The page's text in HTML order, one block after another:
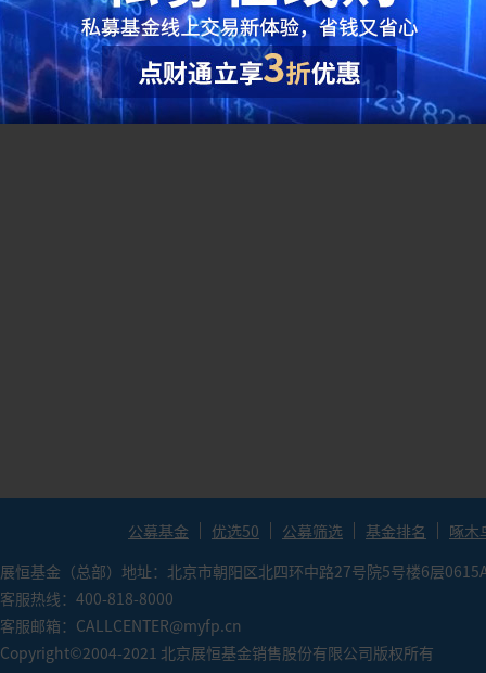
公募基金 优选50 公募筛选 基金排名
啄木
展恒基金（总部）地址：北京市朝阳区北四环中路27号院5号楼6层
客服热线：400-818-8000
客服邮箱：CALLCENTER@myfp.cn
Copyright©2004-2021 北京展恒基金销售股份有限公司版权所有